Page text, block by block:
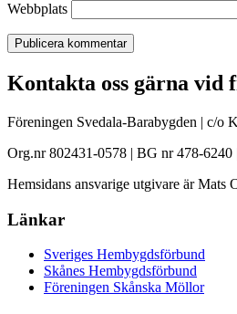
Webbplats
Kontakta oss gärna vid
Föreningen Svedala-Barabygden | c/o
Org.nr 802431-0578 | BG nr 478-6240 |
Hemsidans ansvarige utgivare är Mats
Länkar
Sveriges Hembygdsförbund
Skånes Hembygdsförbund
Föreningen Skånska Möllor